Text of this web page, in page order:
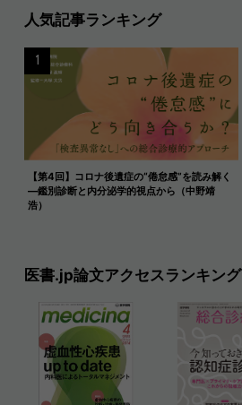
人気記事ランキング
【第4回】コロナ後遺症の“倦怠感”を読み解く
―鑑別診断と内分泌学的視点から（中野靖
浩）
1
医書.jp論文アクセスランキング